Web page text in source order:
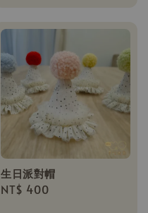
生日派對帽
Regular
NT$ 400